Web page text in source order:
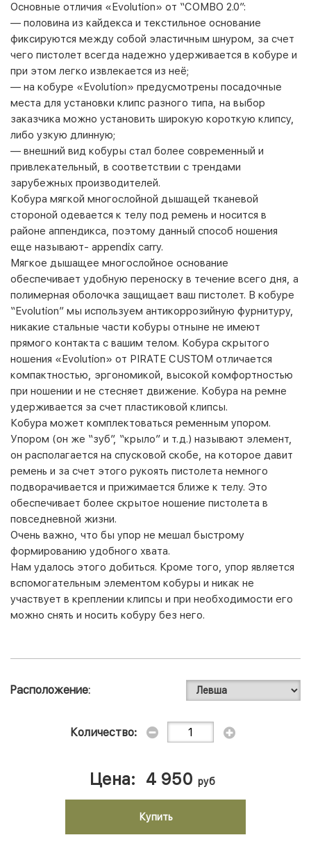
Основные отличия «Evolution» от “COMBO 2.0”:
— половина из кайдекса и текстильное основание
фиксируются между собой эластичным шнуром, за счет
чего пистолет всегда надежно удерживается в кобуре и
при этом легко извлекается из неё;
— на кобуре «Evolution» предусмотрены посадочные
места для установки клипс разного типа, на выбор
заказчика можно установить широкую короткую клипсу,
либо узкую длинную;
— внешний вид кобуры стал более современный и
привлекательный, в соответствии с трендами
зарубежных производителей.
Кобура мягкой многослойной дышащей тканевой
стороной одевается к телу под ремень и носится в
районе аппендикса, поэтому данный способ ношения
еще называют- appendix carrу.
Мягкое дышащее многослойное основание
обеспечивает удобную переноску в течение всего дня, а
полимерная оболочка защищает ваш пистолет. В кобуре
“Evolution” мы используем антикоррозийную фурнитуру,
никакие стальные части кобуры отныне не имеют
прямого контакта с вашим телом. Кобура скрытого
ношения «Evolution» от PIRATE CUSTOM отличается
компактностью, эргономикой, высокой комфортностью
при ношении и не стесняет движение. Кобура на ремне
удерживается за счет пластиковой клипсы.
Кобура может комплектоваться ременным упором.
Упором (он же “зуб”, “крыло” и т.д.) называют элемент,
он располагается на спусковой скобе, на которое давит
ремень и за счет этого рукоять пистолета немного
подворачивается и прижимается ближе к телу. Это
обеспечивает более скрытое ношение пистолета в
повседневной жизни.
Очень важно, что бы упор не мешал быстрому
формированию удобного хвата.
Нам удалось этого добиться. Кроме того, упор является
вспомогательным элементом кобуры и никак не
участвует в креплении клипсы и при необходимости его
можно снять и носить кобуру без него.
Расположение
Количество:
Цена: 4 950 руб
Купить